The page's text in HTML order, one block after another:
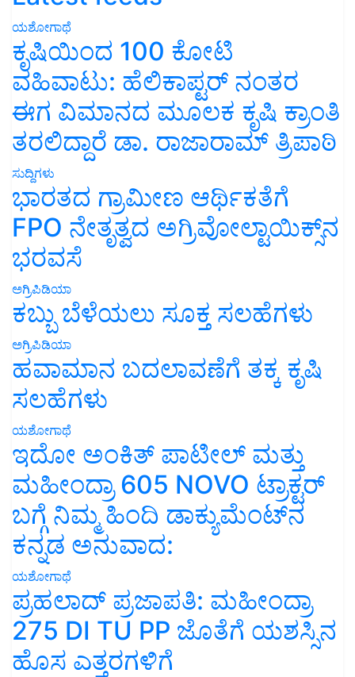
ಯಶೋಗಾಥೆ
ಕೃಷಿಯಿಂದ 100 ಕೋಟಿ
ವಹಿವಾಟು: ಹೆಲಿಕಾಪ್ಟರ್ ನಂತರ
ಈಗ ವಿಮಾನದ ಮೂಲಕ ಕೃಷಿ ಕ್ರಾಂತಿ
ತರಲಿದ್ದಾರೆ ಡಾ. ರಾಜಾರಾಮ್ ತ್ರಿಪಾಠಿ
ಸುದ್ದಿಗಳು
ಭಾರತದ ಗ್ರಾಮೀಣ ಆರ್ಥಿಕತೆಗೆ
FPO ನೇತೃತ್ವದ ಅಗ್ರಿವೋಲ್ಟಾಯಿಕ್ಸ್‌ನ
ಭರವಸೆ
ಅಗ್ರಿಪಿಡಿಯಾ
ಕಬ್ಬು ಬೆಳೆಯಲು ಸೂಕ್ತ ಸಲಹೆಗಳು
ಅಗ್ರಿಪಿಡಿಯಾ
ಹವಾಮಾನ ಬದಲಾವಣೆಗೆ ತಕ್ಕ ಕೃಷಿ
ಸಲಹೆಗಳು
ಯಶೋಗಾಥೆ
ಇದೋ ಅಂಕಿತ್ ಪಾಟೀಲ್ ಮತ್ತು
ಮಹೀಂದ್ರಾ 605 NOVO ಟ್ರಾಕ್ಟರ್
ಬಗ್ಗೆ ನಿಮ್ಮ ಹಿಂದಿ ಡಾಕ್ಯುಮೆಂಟ್‌ನ
ಕನ್ನಡ ಅನುವಾದ:
ಯಶೋಗಾಥೆ
ಪ್ರಹಲಾದ್ ಪ್ರಜಾಪತಿ: ಮಹೀಂದ್ರಾ
275 DI TU PP ಜೊತೆಗೆ ಯಶಸ್ಸಿನ
ಹೊಸ ಎತ್ತರಗಳಿಗೆ